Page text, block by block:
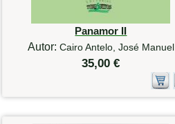
Panamor II
Autor: Cairo Antelo, José Manuel
35,00 €